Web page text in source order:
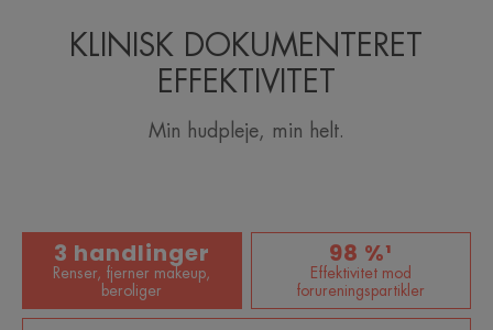
KLINISK DOKUMENTERET
EFFEKTIVITET
Min hudpleje, min helt.
3 handlinger
Renser, fjerner makeup,
beroliger
98 %¹
Effektivitet mod
forureningspartikler